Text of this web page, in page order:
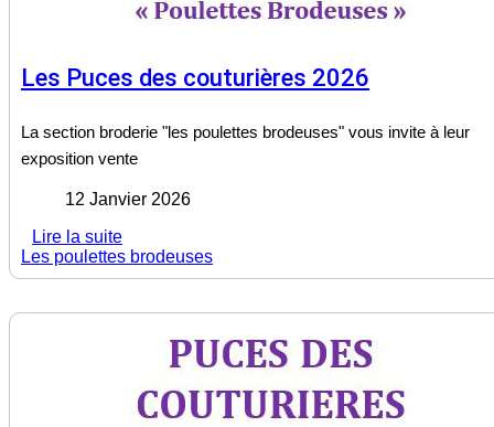
Les Puces des couturières 2026
La section broderie "les poulettes brodeuses" vous invite à leur
exposition vente
12 Janvier 2026
Lire la suite
Les poulettes brodeuses